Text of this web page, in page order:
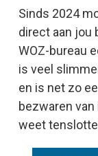
Sinds 2024
direct aan jou
WOZ-bureau
is veel
en is net zo
bezwaren
weet